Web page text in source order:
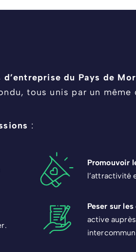
d’entreprise du Pays de
tous unis par un
:
Promouvoir
l’attractivité
Peser sur
active